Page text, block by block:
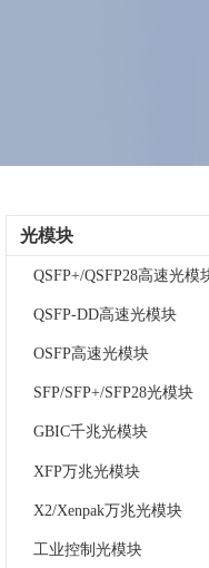
光模块
QSFP+/QSFP28高速光模
QSFP-DD高速光模块
OSFP高速光模块
SFP/SFP+/SFP28光模块
GBIC千兆光模块
XFP万兆光模块
X2/Xenpak万兆光模块
工业控制光模块